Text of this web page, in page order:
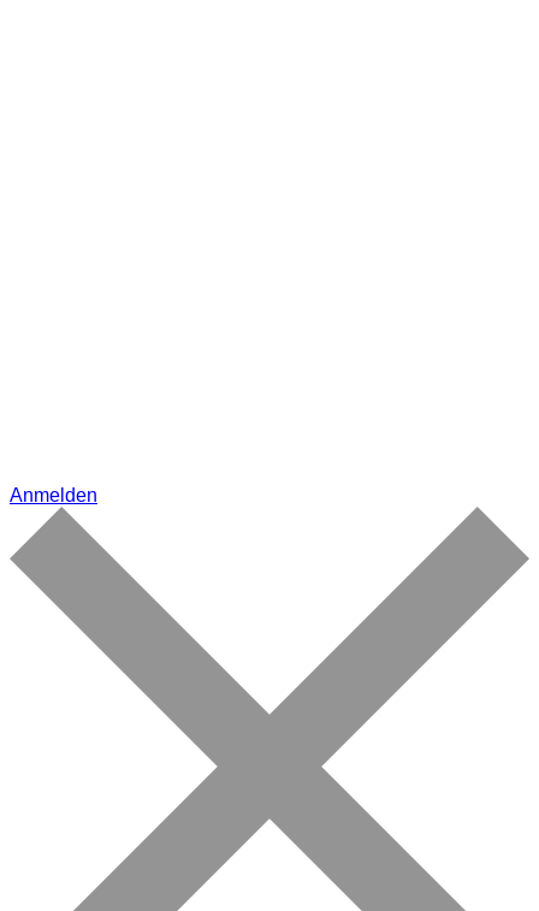
Anmelden